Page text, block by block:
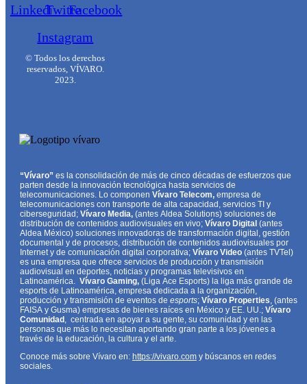
LinkedinTwitterFacebook
Instagram
© Todos los derechos
reservados, VÍVARO.
2023.
“Vívaro” es la consolidación de más de cinco décadas de esfuerzos que
parten desde la innovación tecnológica hasta servicios de
telecomunicaciones. Lo componen Vívaro Telecom, empresa de
telecomunicaciones con transporte de alta capacidad, servicios TI y
ciberseguridad; Vívaro Media, (antes Aldea Solutions) soluciones de
distribución de contenidos audiovisuales en vivo; Vívaro Digital (antes
Aldea México) soluciones innovadoras de transformación digital, gestión
documental y de procesos, distribución de contenidos audiovisuales por
Internet y de comunicación digital corporativa; Vívaro Video (antes TVTel)
es una empresa que ofrece servicios de producción y transmisión
audiovisual en deportes, noticias y programas televisivos en
Latinoamérica. Vívaro Gaming, (Liga Ace Esports) la liga más grande de
esports de Latinoamérica, empresa dedicada a la organización,
producción y transmisión de eventos de esports; Vívaro Properties, (antes
FAISA y Gusma) empresas de bienes raíces en México y EE. UU.; Vívaro
Comunidad , centrada en apoyar a su gente, su comunidad y en las
personas que más lo necesitan aportando gran parte a los jóvenes a
través de la educación, la cultura y el arte.
Conoce más sobre Vívaro en: https://vivaro.com y búscanos en redes
sociales.